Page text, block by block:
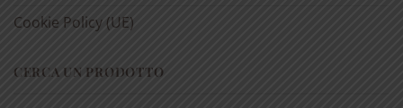
Cookie Policy (UE)
CERCA UN PRODOTTO